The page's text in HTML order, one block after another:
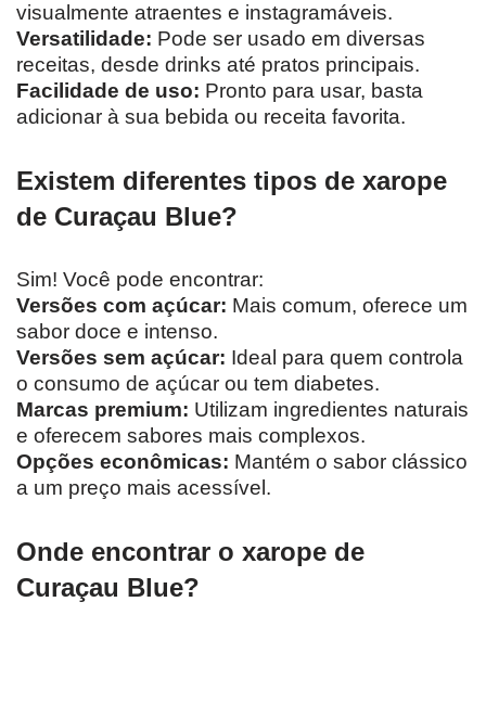
visualmente atraentes e instagramáveis.
Versatilidade: Pode ser usado em diversas
receitas, desde drinks até pratos principais.
Facilidade de uso: Pronto para usar, basta
adicionar à sua bebida ou receita favorita.
Existem diferentes tipos de xarope
de Curaçau Blue?
Sim! Você pode encontrar:
Versões com açúcar: Mais comum, oferece um
sabor doce e intenso.
Versões sem açúcar: Ideal para quem controla
o consumo de açúcar ou tem diabetes.
Marcas premium: Utilizam ingredientes naturais
e oferecem sabores mais complexos.
Opções econômicas: Mantém o sabor clássico
a um preço mais acessível.
Onde encontrar o xarope de
Curaçau Blue?